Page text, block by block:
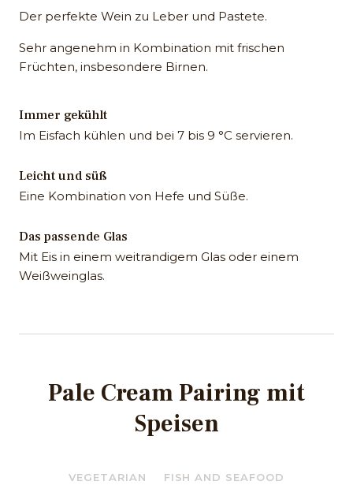
Der perfekte Wein zu Leber und Pastete.
Sehr angenehm in Kombination mit frischen
Früchten, insbesondere Birnen.
Immer gekühlt
Im Eisfach kühlen und bei 7 bis 9 °C servieren.
Leicht und süß
Eine Kombination von Hefe und Süße.
Das passende Glas
Mit Eis in einem weitrandigem Glas oder einem
Weißweinglas.
Pale Cream Pairing mit
Speisen
VEGETARIAN FISH AND SEAFOOD